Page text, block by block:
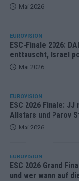
Mai 2026
EUROVISION
ESC-Finale 2026:
enttäuscht, Israel
Mai 2026
EUROVISION
ESC 2026 Finale:
Allstars und Parov
Mai 2026
EUROVISION
ESC 2026 Grand
und wer wann auf